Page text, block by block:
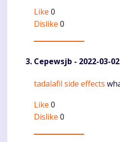
Like 0
Dislike 0
Cepewsjb - 2022-03-
Komentaras
tadalafil side effects
Like 0
Dislike 0